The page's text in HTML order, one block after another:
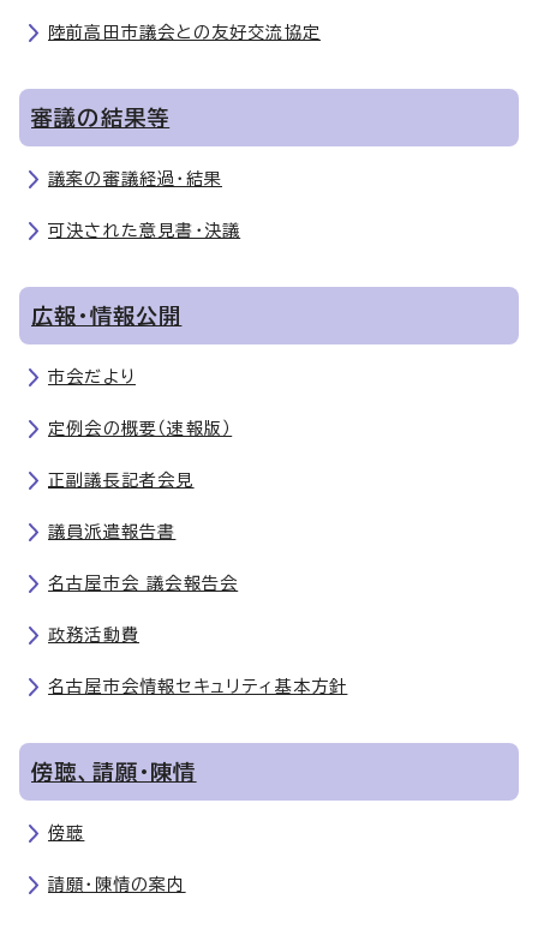
陸前高田市議会との友好交流協定
審議の結果等
議案の審議経過・結果
可決された意見書・決議
広報・情報公開
市会だより
定例会の概要（速報版）
正副議長記者会見
議員派遣報告書
名古屋市会 議会報告会
政務活動費
名古屋市会情報セキュリティ基本方針
傍聴、請願・陳情
傍聴
請願・陳情の案内